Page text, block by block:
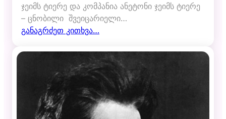
ჯეიმს ტიერე და კომპანია ანეტონი ჯეიმს ტიერე
– ცნობილი შვეიცარიელი…
განაგრძეთ კითხვა…